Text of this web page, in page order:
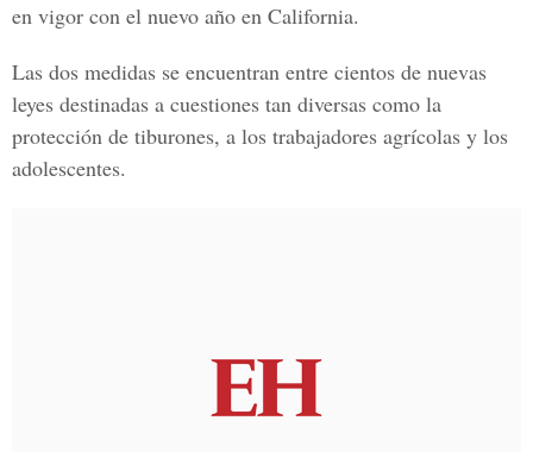
en vigor con el nuevo año en California.
Las dos medidas se encuentran entre cientos de nuevas
leyes destinadas a cuestiones tan diversas como la
protección de tiburones, a los trabajadores agrícolas y los
adolescentes.